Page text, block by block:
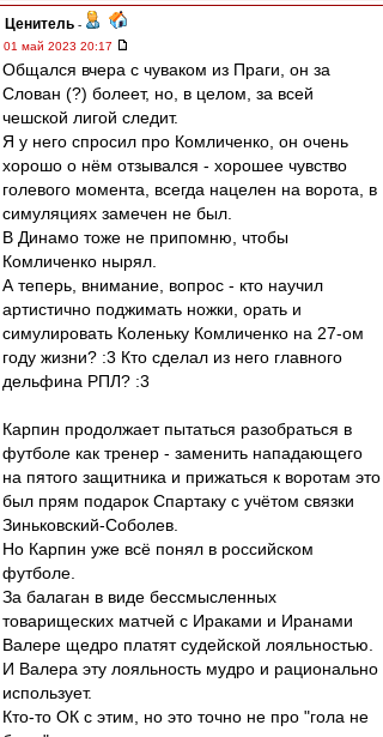
Ценитель -
01 май 2023 20:17
Общался вчера с чуваком из Праги, он за
Слован (?) болеет, но, в целом, за всей
чешской лигой следит.
Я у него спросил про Комличенко, он очень
хорошо о нём отзывался - хорошее чувство
голевого момента, всегда нацелен на ворота, в
симуляциях замечен не был.
В Динамо тоже не припомню, чтобы
Комличенко нырял.
А теперь, внимание, вопрос - кто научил
артистично поджимать ножки, орать и
симулировать Коленьку Комличенко на 27-ом
году жизни? :3 Кто сделал из него главного
дельфина РПЛ? :3
Карпин продолжает пытаться разобраться в
футболе как тренер - заменить нападающего
на пятого защитника и прижаться к воротам это
был прям подарок Спартаку с учётом связки
Зиньковский-Соболев.
Но Карпин уже всё понял в российском
футболе.
За балаган в виде бессмысленных
товарищеских матчей с Ираками и Иранами
Валере щедро платят судейской лояльностью.
И Валера эту лояльность мудро и рационально
использует.
Кто-то ОК с этим, но это точно не про "гола не